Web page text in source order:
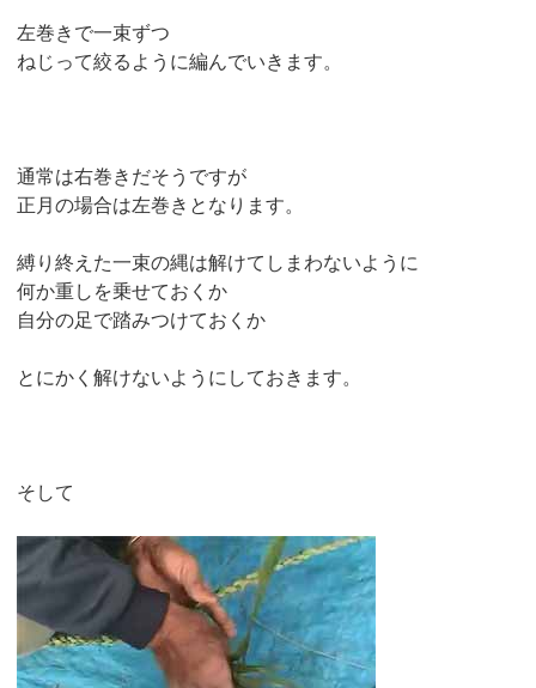
左巻きで一束ずつ
ねじって絞るように編んでいきます。
通常は右巻きだそうですが
正月の場合は左巻きとなります。
縛り終えた一束の縄は解けてしまわないように
何か重しを乗せておくか
自分の足で踏みつけておくか
とにかく解けないようにしておきます。
そして